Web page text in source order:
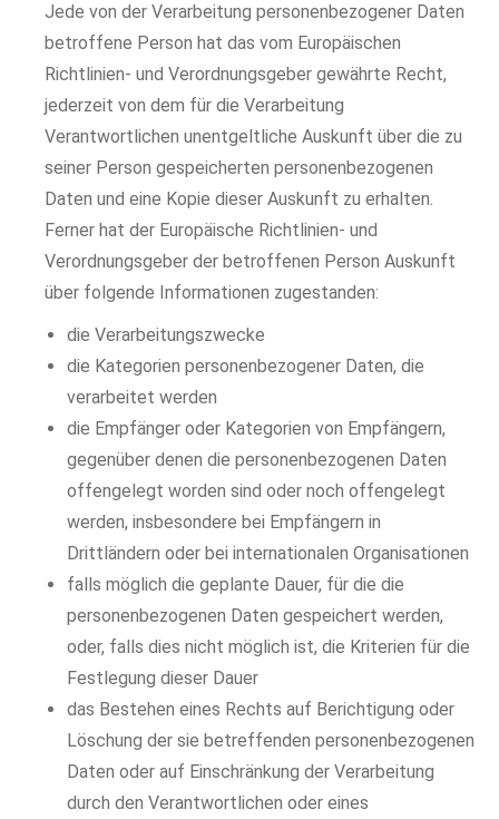
Jede von der Verarbeitung personenbezogener Daten
betroffene Person hat das vom Europäischen
Richtlinien- und Verordnungsgeber gewährte Recht,
jederzeit von dem für die Verarbeitung
Verantwortlichen unentgeltliche Auskunft über die zu
seiner Person gespeicherten personenbezogenen
Daten und eine Kopie dieser Auskunft zu erhalten.
Ferner hat der Europäische Richtlinien- und
Verordnungsgeber der betroffenen Person Auskunft
über folgende Informationen zugestanden:
die Verarbeitungszwecke
die Kategorien personenbezogener Daten, die
verarbeitet werden
die Empfänger oder Kategorien von Empfängern,
gegenüber denen die personenbezogenen Daten
offengelegt worden sind oder noch offengelegt
werden, insbesondere bei Empfängern in
Drittländern oder bei internationalen Organisationen
falls möglich die geplante Dauer, für die die
personenbezogenen Daten gespeichert werden,
oder, falls dies nicht möglich ist, die Kriterien für die
Festlegung dieser Dauer
das Bestehen eines Rechts auf Berichtigung oder
Löschung der sie betreffenden personenbezogenen
Daten oder auf Einschränkung der Verarbeitung
durch den Verantwortlichen oder eines